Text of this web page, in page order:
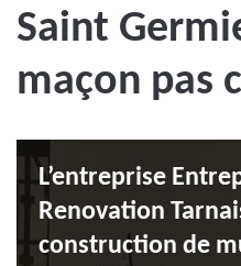
Saint
maçon pas
L’entreprise
Renovation
construction de